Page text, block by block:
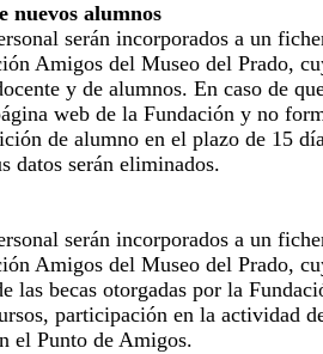
nuevos alumnos
serán incorporados a un
Amigos del Museo del Prado,
y de alumnos. En caso de
web de la Fundación y no
de alumno en el plazo de 15
datos serán eliminados.
serán incorporados a un
Amigos del Museo del Prado,
las becas otorgadas por la
participación en la actividad
el Punto de Amigos.